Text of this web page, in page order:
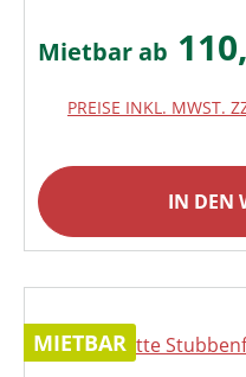
Mietbar ab
PREISE INKL. MWST.
IN DEN
MIETBAR